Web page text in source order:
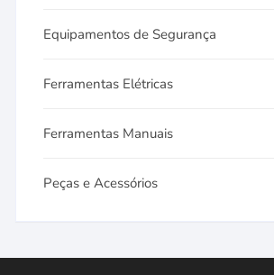
Equipamentos de Segurança
Ferramentas Elétricas
Ferramentas Manuais
Peças e Acessórios